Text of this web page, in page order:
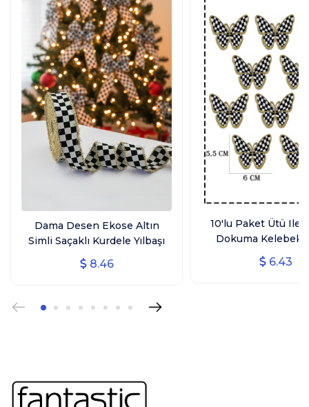
Dama Desen Ekose Altın
Simli Saçaklı Kurdele Yılbaşı
Kurdelesi (3 CM GENİŞLİK - 10
MT UZUNLUK)
8.46
10'lu Paket Ütü Ile
Dokuma Kelebek
Arma, Ev Tekstili,
Kelebek
6.43